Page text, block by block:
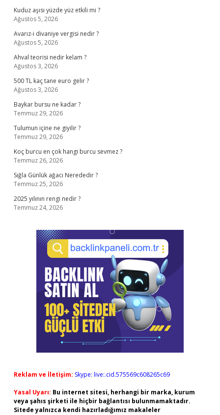
Kuduz aşısı yüzde yüz etkili mi ?
Ağustos 5, 2026
Avarız-i divaniye vergisi nedir ?
Ağustos 5, 2026
Ahval teorisi nedir kelam ?
Ağustos 3, 2026
500 TL kaç tane euro gelir ?
Ağustos 3, 2026
Baykar bursu ne kadar ?
Temmuz 29, 2026
Tulumun içine ne giyilir ?
Temmuz 29, 2026
Koç burcu en çok hangi burcu sevmez ?
Temmuz 26, 2026
Sığla Günlük ağacı Nerededir ?
Temmuz 25, 2026
2025 yılının rengi nedir ?
Temmuz 24, 2026
Reklam ve İletişim: Skype: live:.cid.575569c608265c69
Yasal Uyarı: Bu internet sitesi, herhangi bir marka, kurum
veya şahıs şirketi ile hiçbir bağlantısı bulunmamaktadır.
Sitede yalnızca kendi hazırladığımız makaleler